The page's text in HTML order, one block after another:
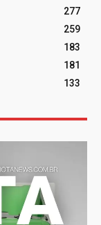
277
259
183
181
133